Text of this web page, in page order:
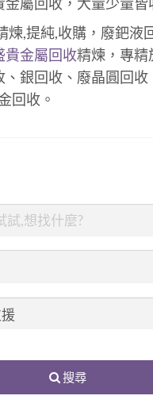
煉,提純,收購，廢鈀液
貴金屬回收精煉，專精
銀回收、廢晶圓回收
回收。
搜尋